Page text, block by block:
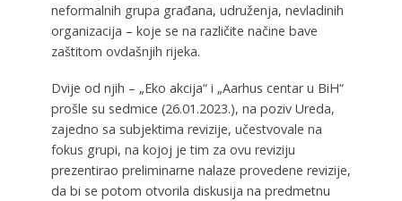
neformalnih grupa građana, udruženja, nevladinih
organizacija – koje se na različite načine bave
zaštitom ovdašnjih rijeka.
Dvije od njih – „Eko akcija“ i „Aarhus centar u BiH“
prošle su sedmice (26.01.2023.), na poziv Ureda,
zajedno sa subjektima revizije, učestvovale na
fokus grupi, na kojoj je tim za ovu reviziju
prezentirao preliminarne nalaze provedene revizije,
da bi se potom otvorila diskusija na predmetnu